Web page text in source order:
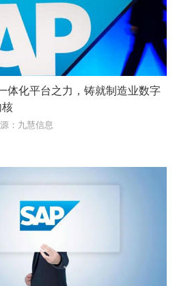
体化平台之力，铸就制造业数字
核
：九慧信息